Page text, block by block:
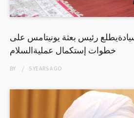
رئيس بعثة يونيتامس على
خطوات إستكمال عمليةالسلام
BY 5 YEARSAGO